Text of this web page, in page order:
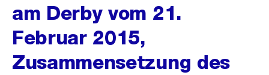
am Derby vom 21.
Februar 2015,
Zusammensetzung des